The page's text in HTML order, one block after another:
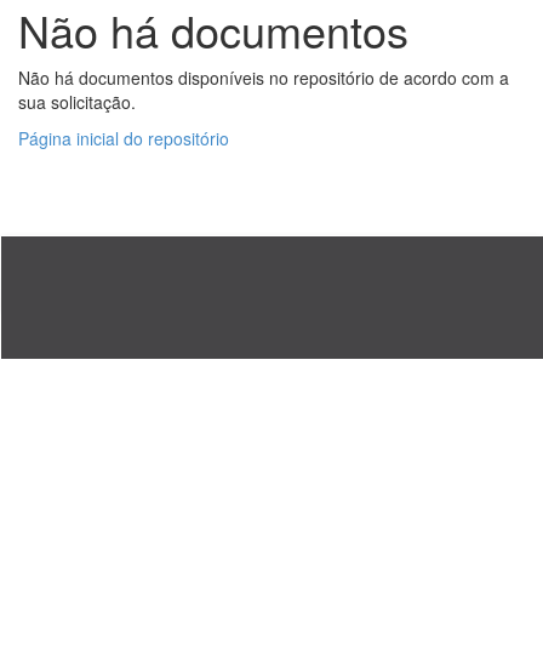
Não há documentos
Não há documentos disponíveis no repositório de acordo com a
sua solicitação.
Página inicial do repositório